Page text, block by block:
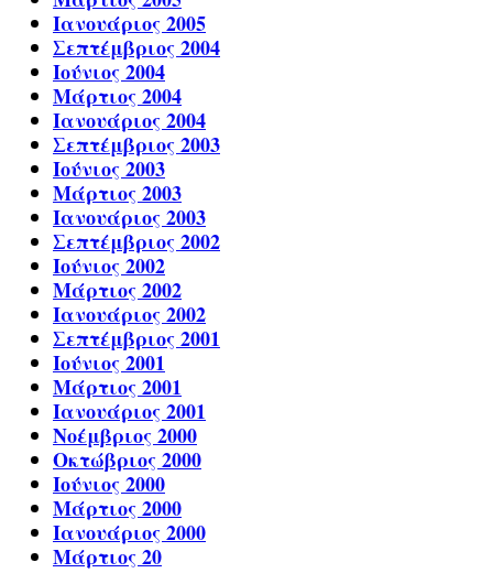
Ιανουάριος 2005
Σεπτέμβριος 2004
Ιούνιος 2004
Μάρτιος 2004
Ιανουάριος 2004
Σεπτέμβριος 2003
Ιούνιος 2003
Μάρτιος 2003
Ιανουάριος 2003
Σεπτέμβριος 2002
Ιούνιος 2002
Μάρτιος 2002
Ιανουάριος 2002
Σεπτέμβριος 2001
Ιούνιος 2001
Μάρτιος 2001
Ιανουάριος 2001
Νοέμβριος 2000
Οκτώβριος 2000
Ιούνιος 2000
Μάρτιος 2000
Ιανουάριος 2000
Μάρτιος 20